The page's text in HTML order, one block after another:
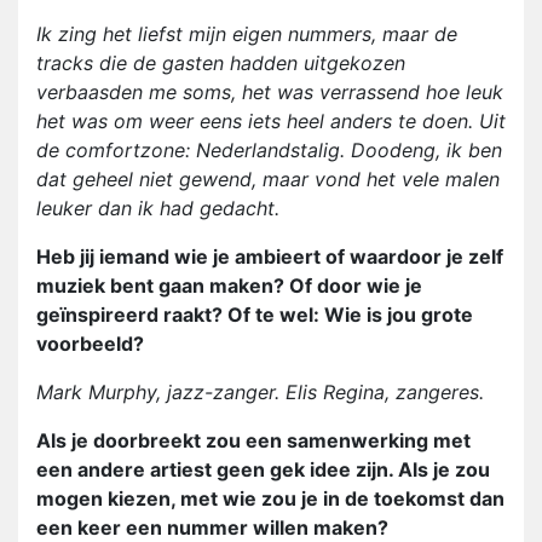
Ik zing het liefst mijn eigen nummers, maar de
tracks die de gasten hadden uitgekozen
verbaasden me soms, het was verrassend hoe leuk
het was om weer eens iets heel anders te doen. Uit
de comfortzone: Nederlandstalig. Doodeng, ik ben
dat geheel niet gewend, maar vond het vele malen
leuker dan ik had gedacht.
Heb jij iemand wie je ambieert of waardoor je zelf
muziek bent gaan maken? Of door wie je
geïnspireerd raakt? Of te wel: Wie is jou grote
voorbeeld?
Mark Murphy, jazz-zanger. Elis Regina, zangeres.
Als je doorbreekt zou een samenwerking met
een andere artiest geen gek idee zijn. Als je zou
mogen kiezen, met wie zou je in de toekomst dan
een keer een nummer willen maken?